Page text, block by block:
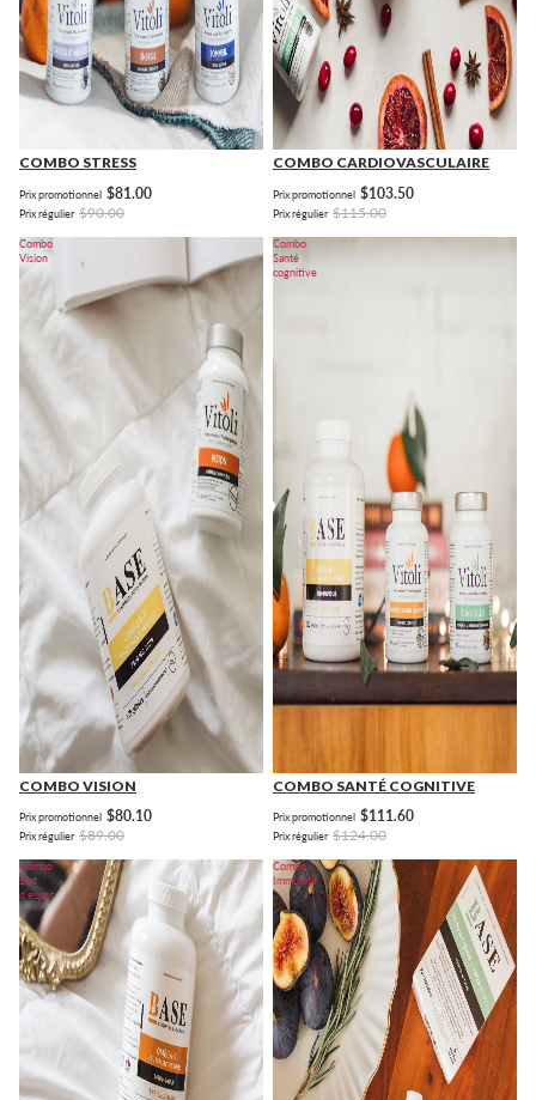
COMBO STRESS
Prix promotionnel $81.00
Prix régulier $90.00
COMBO CARDIOVASCULAIRE
Prix promotionnel $103.50
Prix régulier $115.00
Combo
Vision
COMBO VISION
Prix promotionnel $80.10
Prix régulier $89.00
Combo
Santé
cognitive
COMBO SANTÉ COGNITIVE
Prix promotionnel $111.60
Prix régulier $124.00
Combo
État
d’esprit
Combo
Immunité